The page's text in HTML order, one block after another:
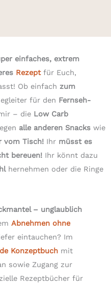
einfaches, extrem
Rezeptfür Euch,
Ob einfach zum
für den Fernseh-
– die Low Carb
alle anderen Snacks wie
vom Tisch! Ihr müsst es
bereuen! Ihr könnt dazu
hernehmen oder die Ringe
– unglaublich
Abnehmen ohne
eintauchen? Im
Konzeptbuch mit
sowie Zugang zur
Rezeptbücher für